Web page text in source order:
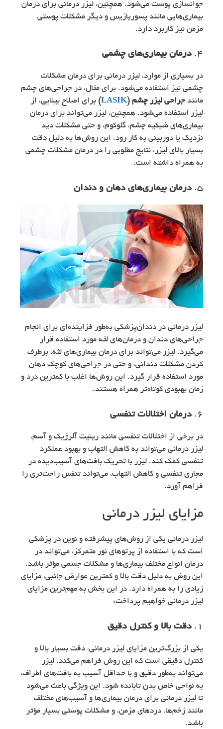
جوانسازی پوست می‌شود. همچنین، لیزر درمانی برای درمان
بیماری‌هایی مانند پسوریازیس و دیگر مشکلات پوستی
مزمن نیز کاربرد دارد.
4. درمان بیماری‌های چشمی
در بسیاری از موارد، لیزر درمانی برای درمان مشکلات
چشمی نیز استفاده می‌شود. برای مثال، در جراحی‌های چشم
مانند جراحی لیزر چشم (LASIK
) برای اصلاح بینایی، از
لیزر استفاده می‌شود. همچنین، لیزر می‌تواند برای درمان
بیماری‌های شبکیه چشم، گلوکوم، و حتی مشکلات دید
نزدیک یا دوربینی به کار رود. این روش‌ها به دلیل دقت
بسیار بالای لیزر، نتایج مطلوبی را در درمان مشکلات چشمی
به همراه داشته است.
5. درمان بیماری‌های دهان و دندان
لیزر درمانی در دندان‌پزشکی به‌طور فزاینده‌ای برای انجام
جراحی‌های دندان و درمان‌های لثه مورد استفاده قرار
می‌گیرد. لیزر می‌تواند برای درمان بیماری‌های لثه، برطرف
کردن مشکلات دندانی، و حتی در جراحی‌های کوچک دهان
مورد استفاده قرار گیرد. این روش‌ها اغلب با کمترین درد و
زمان بهبودی کوتاه‌تر همراه هستند.
6. درمان اختلالات تنفسی
در برخی از اختلالات تنفسی مانند رینیت آلرژیک و آسم،
لیزر درمانی می‌تواند به کاهش التهاب و بهبود عملکرد
تنفسی کمک کند. لیزر با تحریک بافت‌های آسیب‌دیده در
مجاری تنفسی و کاهش التهاب، می‌تواند تنفس راحت‌تری را
فراهم آورد.
مزایای لیزر درمانی
لیزر درمانی یکی از روش‌های پیشرفته و نوین در پزشکی
است که با استفاده از پرتوهای نور متمرکز، می‌تواند در
درمان انواع مختلف بیماری‌ها و مشکلات جسمی مؤثر باشد.
این روش به دلیل دقت بالا و کمترین عوارض جانبی، مزایای
زیادی را به همراه دارد. در این بخش به مهم‌ترین مزایای
لیزر درمانی خواهیم پرداخت:
1. دقت بالا و کنترل دقیق
یکی از بزرگ‌ترین مزایای لیزر درمانی، دقت بسیار بالا و
کنترل دقیقی است که این روش فراهم می‌کند. لیزر
می‌تواند به‌طور دقیق و با حداقل آسیب به بافت‌های اطراف،
به نواحی خاص بدن تابانده شود. این ویژگی باعث می‌شود
تا لیزر درمانی برای درمان بیماری‌ها و آسیب‌های مختلف
مانند زخم‌ها، دردهای مزمن، و مشکلات پوستی بسیار مؤثر
باشد.